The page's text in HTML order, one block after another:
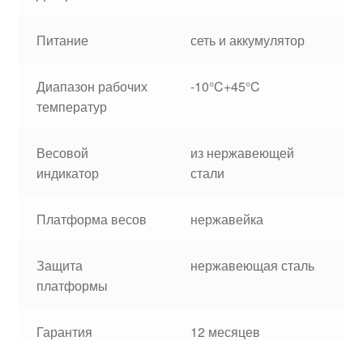
Питание сеть и аккумулятор
Диапазон рабочих
температур
-10°C+45°C
Весовой
индикатор
из нержавеющей
стали
Платформа весов нержавейка
Защита
платформы
нержавеющая сталь
Гарантия 12 месяцев